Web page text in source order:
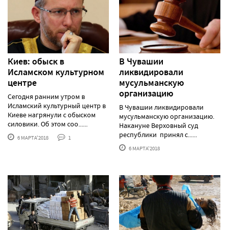
Киев: обыск в
Исламском культурном
центре
Сегодня ранним утром в
Исламский культурный центр в
Киеве нагрянули с обыском
силовики. Об этом соо......
6 МАРТА'2018 1
В Чувашии
ликвидировали
мусульманскую
организацию
В Чувашии ликвидировали
мусульманскую организацию.
Накануне Верховный суд
республики принял с......
6 МАРТА'2018